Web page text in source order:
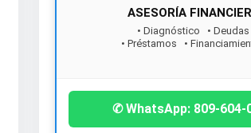
ASESORÍA
• Diagnóstico • Deudas
• Préstamos •
¡Contáctanos hoy!
✆ WhatsApp: 809-604-